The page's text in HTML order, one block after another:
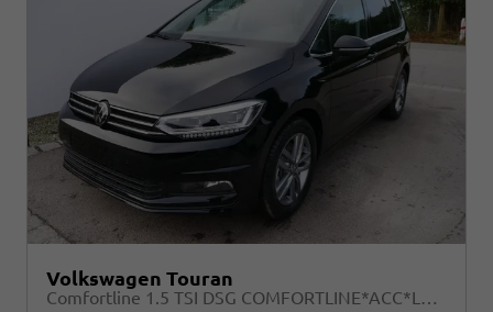
Volkswagen Touran
Comfortline 1.5 TSI DSG COMFORTLINE*ACC*LED*PDC*KAMERA*NAVI*SHZ* 7-SITZER 17-ZOLL